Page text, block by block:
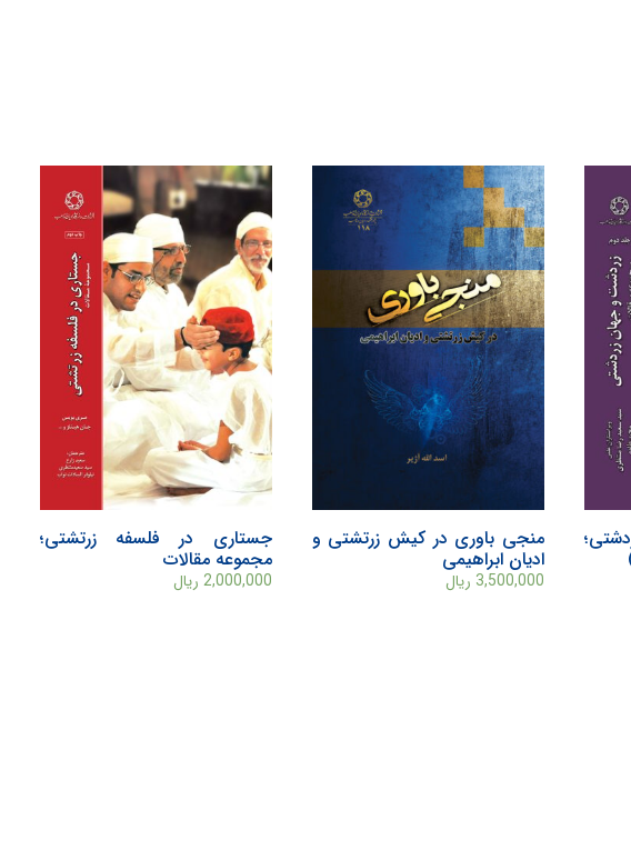
منجی باوری در کیش زرتشتی و
ادیان ابراهیمی
3,500,000 ریال
جستاری در فلسفه زرتشتی؛
مجموعه مقالات
2,000,000 ریال